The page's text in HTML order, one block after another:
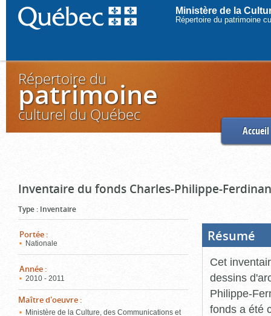
Ministère de la
Répertoire du patrimoine
Répertoire du
patrimoine
culturel du Québec
Accueil
Inventaire du fonds Charles-Philippe-
Type : Inventaire
Portée :
Nationale
Année :
2010 - 2011
Maître d'oeuvre :
Ministère de la Culture, des Communications et
Résumé
Cet
dessins
Philippe-
fonds a été